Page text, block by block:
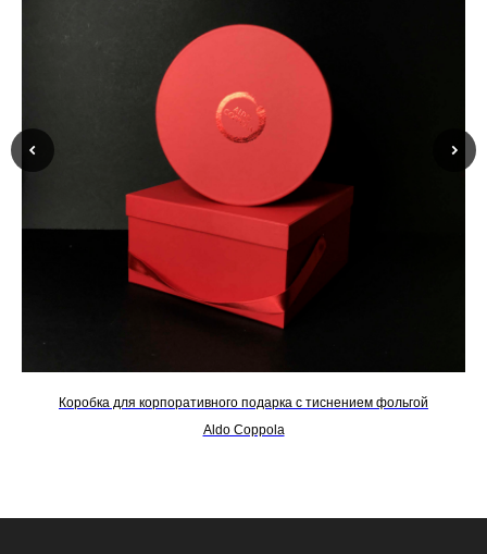
Коробка для корпоративного подарка с тиснением фольгой
Aldo Coppola